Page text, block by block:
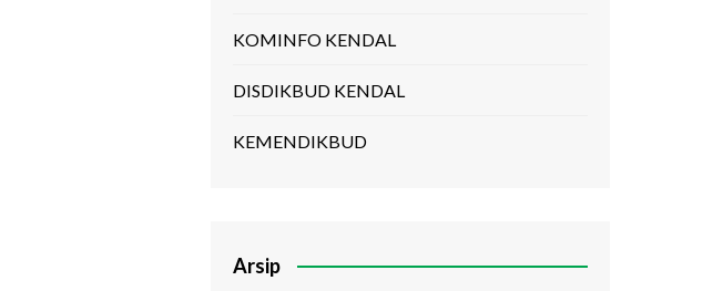
KOMINFO KENDAL
DISDIKBUD KENDAL
KEMENDIKBUD
Arsip